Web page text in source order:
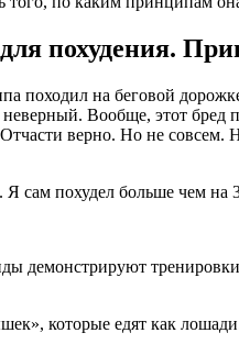
похудения.
походил на беговой
Вообще, этот
верно. Но не
похудел больше чем на
демонстрируют
которые едят как